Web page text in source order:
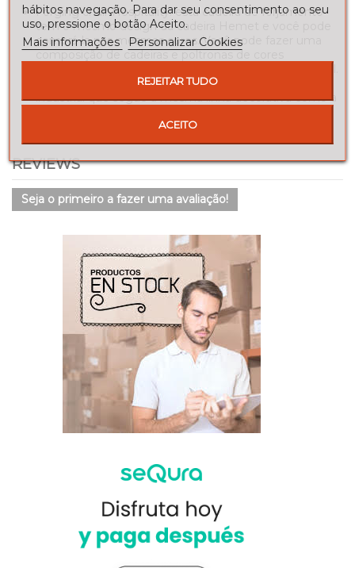
Forging chair Hospitality: esta cadeira de forjamento
tem o mesmo design da cadeira Hemet e você pode
comprá-la nas mesmas cores. Você pode fazer uma
composição de cadeiras e poltronas de cores
Fezes de forjamento Hemet: um banquinho estilo
industrial que segue a mesma linha decorativa como a
você tem um bar na cozinha ou no pátio.
REVIEWS
Seja o primeiro a fazer uma avaliação!
hábitos navegação. Para dar seu consentimento ao seu
uso, pressione o botão Aceito.
Mais informações
Personalizar Cookies
REJEITAR TUDO
ACEITO